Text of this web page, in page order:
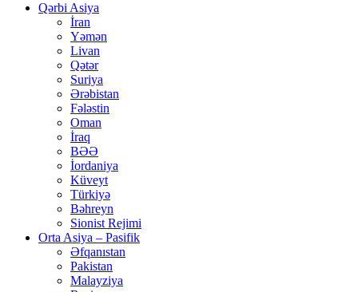
Qərbi Asiya
İran
Yəmən
Livan
Qətər
Suriya
Ərəbistan
Fələstin
Oman
İraq
BƏƏ
İordaniya
Küveyt
Türkiyə
Bəhreyn
Sionist Rejimi
Orta Asiya – Pasifik
Əfqanıstan
Pakistan
Malayziya